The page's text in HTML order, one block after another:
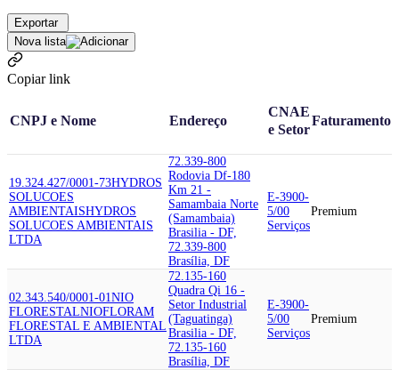
Exportar
Nova lista
Copiar link
CNPJ e Nome Endereço
CNAE
e Setor
Faturamento
19.324.427/0001-73HYDROS
SOLUCOES
AMBIENTAISHYDROS
SOLUCOES AMBIENTAIS
LTDA
72.339-800
Rodovia Df-180
Km 21 -
Samambaia Norte
(Samambaia)
Brasilia - DF,
72.339-800
Brasília, DF
E-3900-
5/00
Serviços
Premium
02.343.540/0001-01NIO
FLORESTALNIOFLORAM
FLORESTAL E AMBIENTAL
LTDA
72.135-160
Quadra Qi 16 -
Setor Industrial
(Taguatinga)
Brasilia - DF,
72.135-160
Brasília, DF
E-3900-
5/00
Serviços
Premium